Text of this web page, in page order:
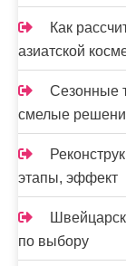
Как
азиатской
Сезонные
смелые
этапы, эффект
по выбору